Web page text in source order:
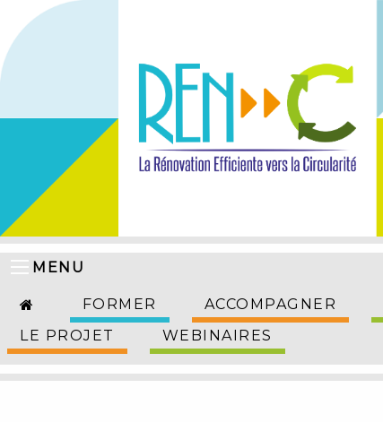
MENU
FORMER ACCOMPAGNER
LE PROJET
WEBINAIRES